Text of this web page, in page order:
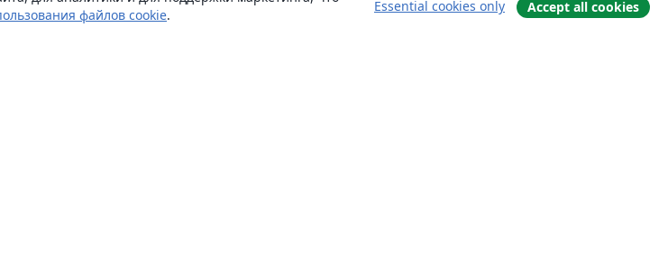
файлов cookie.
Essential cookies only Accept all cookies